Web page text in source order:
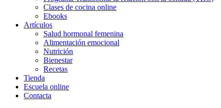
Clases de cocina online
Ebooks
Artículos
Salud hormonal femenina
Alimentación emocional
Nutrición
Bienestar
Recetas
Tienda
Escuela online
Contacta